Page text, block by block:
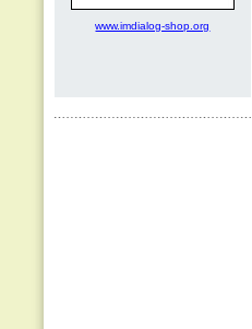
www.imdialog-shop.org